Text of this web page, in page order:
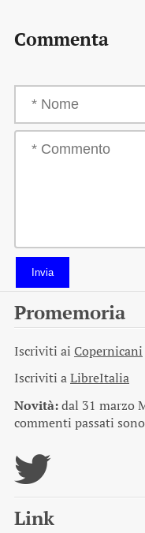
Commenta
Invia
Promemoria
Iscriviti ai Copernicani
Iscriviti aLibreItalia
Novità:dal 31 marzo
commenti passati
Link